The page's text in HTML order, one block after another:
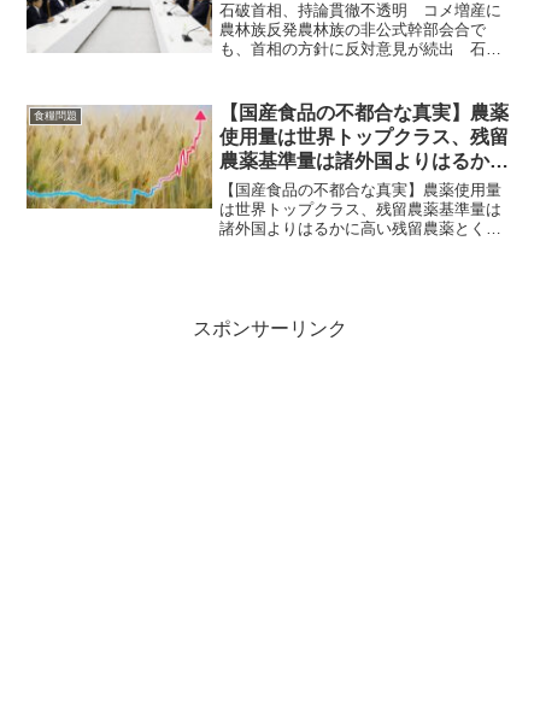
石破首相、持論貫徹不透明 コメ増産に
農林族反発農林族の非公式幹部会合で
も、首相の方針に反対意見が続出 石破
高騰を機に、長年の持論である増産に道
筋を付けたい意向だ。ただ、...
食糧問題
【国産食品の不都合な真実】農薬
使用量は世界トップクラス、残留
農薬基準量は諸外国よりはるかに
高い
【国産食品の不都合な真実】農薬使用量
は世界トップクラス、残留農薬基準量は
諸外国よりはるかに高い残留農薬とくに
スポンサーリンク